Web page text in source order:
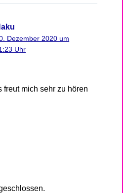
Dezember 2020 um
Uhr
freut mich sehr zu hören